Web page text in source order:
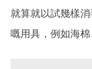
就算就以試幾樣
嘅用具，例如海棉